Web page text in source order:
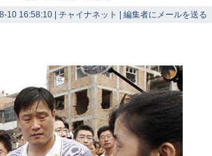
10 16:58:10 | チャイナネット | 編集者にメールを送る